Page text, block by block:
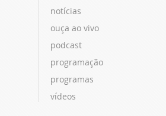
notícias
ouça ao vivo
podcast
programação
programas
vídeos